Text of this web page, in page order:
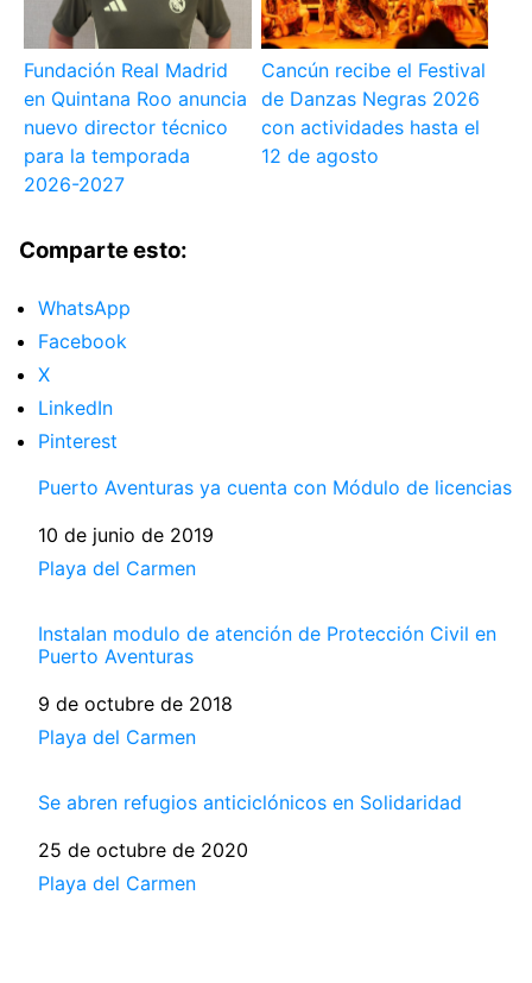
Fundación Real Madrid
en Quintana Roo anuncia
nuevo director técnico
para la temporada
2026-2027
Cancún recibe el Festival
de Danzas Negras 2026
con actividades hasta el
12 de agosto
Comparte esto:
WhatsApp
Facebook
X
LinkedIn
Pinterest
Puerto Aventuras ya cuenta con Módulo de licencias
Fecha
10 de junio de 2019
Respecto a
Playa del Carmen
Instalan modulo de atención de Protección Civil en
Puerto Aventuras
Fecha
9 de octubre de 2018
Respecto a
Playa del Carmen
Se abren refugios anticiclónicos en Solidaridad
Fecha
25 de octubre de 2020
Respecto a
Playa del Carmen